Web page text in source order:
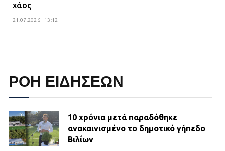
χάος
21.07.2026 | 13:12
ΡΟΗ ΕΙΔΗΣΕΩΝ
10 χρόνια μετά παραδόθηκε
ανακαινισμένο το δημοτικό γήπεδο
Βιλίων